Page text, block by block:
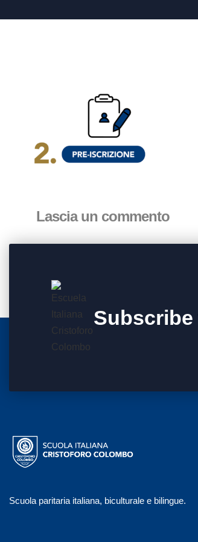
Lascia un commento
Scuola paritaria italiana, biculturale e bilingue.